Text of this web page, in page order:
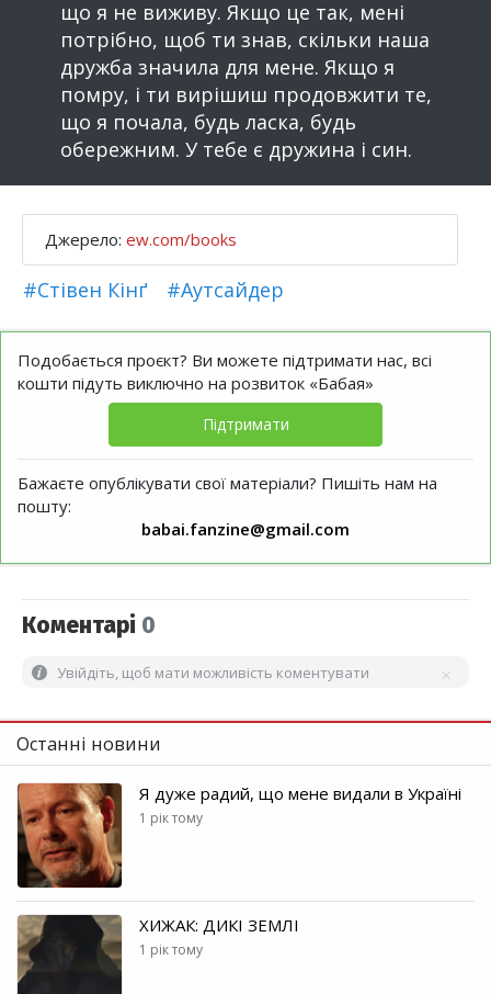
що я не виживу. Якщо це так, мені
потрібно, щоб ти знав, скільки наша
дружба значила для мене. Якщо я
помру, і ти вирішиш продовжити те,
що я почала, будь ласка, будь
обережним. У тебе є дружина і син.
Джерело: ew.com/books
#Стівен Кінґ #Аутсайдер
Подобається проєкт? Ви можете підтримати нас, всі
кошти підуть виключно на розвиток «Бабая»
Підтримати
Бажаєте опублікувати свої матеріали? Пишіть нам на
пошту:
babai.fanzine@gmail.com
Коментарі 0
Увійдіть, щоб мати можливість коментувати
Останні новини
Я дуже радий, що мене видали в Україні
1 рік тому
ХИЖАК: ДИКІ ЗЕМЛІ
1 рік тому